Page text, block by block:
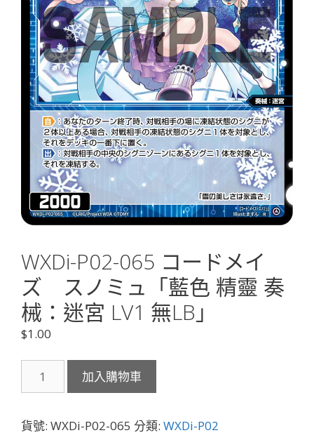
WXDi-P02-065 コードメイ
ズ スノミュ「藍色 精靈 奏
械：迷宮 LV1 無LB」
$1.00
P02-
コ
加入購物車
貨號: WXDi-P02-065 分類: WXDi-P02